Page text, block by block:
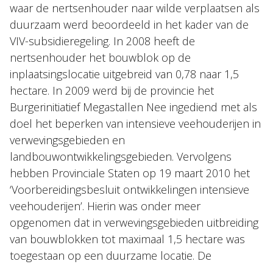
waar de nertsenhouder naar wilde verplaatsen als
duurzaam werd beoordeeld in het kader van de
VIV-subsidieregeling. In 2008 heeft de
nertsenhouder het bouwblok op de
inplaatsingslocatie uitgebreid van 0,78 naar 1,5
hectare. In 2009 werd bij de provincie het
Burgerinitiatief Megastallen Nee ingediend met als
doel het beperken van intensieve veehouderijen in
verwevingsgebieden en
landbouwontwikkelingsgebieden. Vervolgens
hebben Provinciale Staten op 19 maart 2010 het
‘Voorbereidingsbesluit ontwikkelingen intensieve
veehouderijen’. Hierin was onder meer
opgenomen dat in verwevingsgebieden uitbreiding
van bouwblokken tot maximaal 1,5 hectare was
toegestaan op een duurzame locatie. De